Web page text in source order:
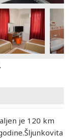
je 120 km